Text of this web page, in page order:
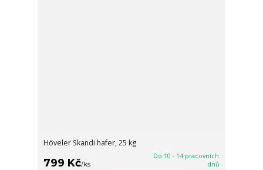
Höveler Skandi ­hafer, 25 kg
799 Kč/ks
Do 10 - 14 pracovních
dnů